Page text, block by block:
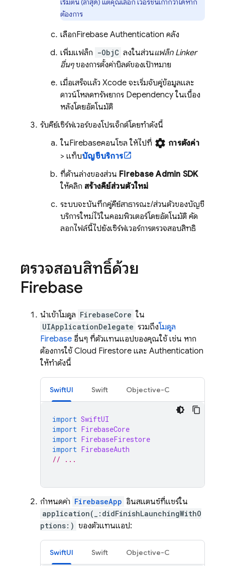
เริ่มต้น (ล่าสุด) แต่คุณเลือก เวอร์ชันเก่ากว่าได้หาก
ต้องการ
เลือกFirebase Authentication คลัง
เพิ่มแฟล็ก -ObjC ลงในส่วนแฟล็ก Linker
อื่นๆของการตั้งค่าบิลด์ของเป้าหมาย
เมื่อเสร็จแล้ว Xcode จะเริ่มจับคู่ข้อมูลและ
ดาวน์โหลดทรัพยากร Dependency ในเบื้อง
หลังโดยอัตโนมัติ
รับคีย์เซิร์ฟเวอร์ของโปรเจ็กต์โดยทำดังนี้
ในFirebaseคอนโซล ให้ไปที่ settings การตั้งค่า
> แท็บบัญชีบริการ
ที่ด้านล่างของส่วน Firebase Admin SDK
ให้คลิก สร้างคีย์ส่วนตัวใหม่
ระบบจะบันทึกคู่คีย์สาธารณะ/ส่วนตัวของบัญชี
บริการใหม่ไว้ในคอมพิวเตอร์โดยอัตโนมัติ คัด
ลอกไฟล์นี้ไปยังเซิร์ฟเวอร์การตรวจสอบสิทธิ์
ตรวจสอบสิทธิ์ด้วย
Firebase
นำเข้าโมดูล FirebaseCore ใน
UIApplicationDelegate รวมถึงโมดูล
Firebase อื่นๆ ที่ตัวแทนแอปของคุณใช้ เช่น หาก
ต้องการใช้ Cloud Firestore และ Authentication
ให้ทำดังนี้
SwiftUI Swift Objective-C
import SwiftUI
import FirebaseCore
import FirebaseFirestore
import FirebaseAuth
// ...
กำหนดค่า FirebaseApp อินสแตนซ์ที่แชร์ใน
application(_:didFinishLaunchingWithO
ptions:) ของตัวแทนแอป:
SwiftUI Swift Objective-C